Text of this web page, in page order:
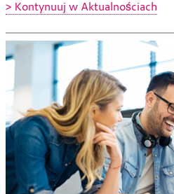
> Kontynuuj w Aktualnościach